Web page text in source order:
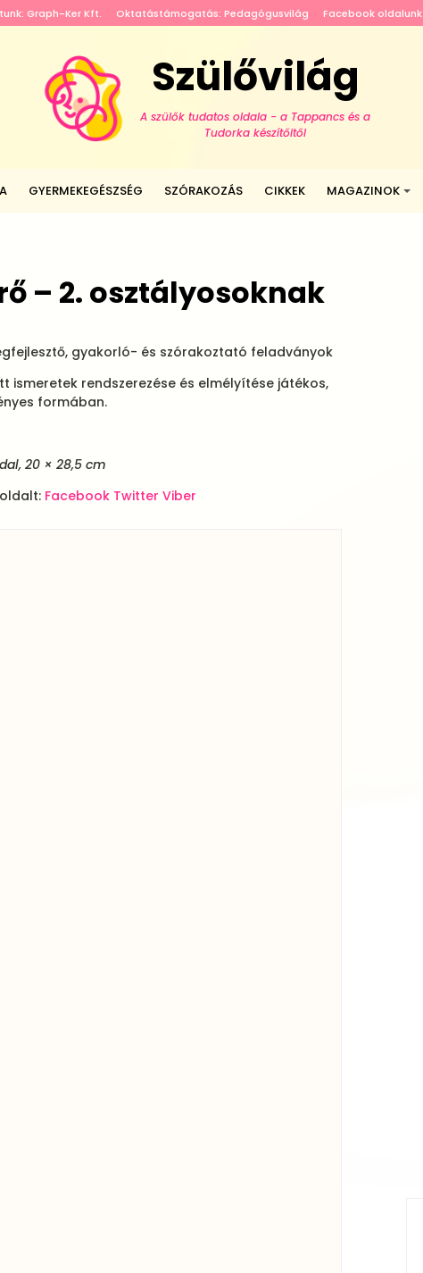
Graph-Ker Kft. Oktatástámogatás: Pedagógusvilág Facebook oldalunk
Szülővilág
A szülők tudatos oldala - a Tappancs és a
Tudorka készítőitől
GYERMEKEGÉSZSÉG SZÓRAKOZÁS CIKKEK MAGAZINOK
– 2. osztályosoknak
gyakorló- és szórakoztató feladványok
rendszerezése és elmélyítése játékos,
formában.
20 × 28,5 cm
Facebook Twitter Viber